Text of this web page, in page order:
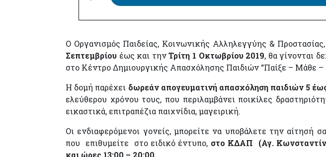
Ο Οργανισμός Παιδείας, Κοινωνικής Αλληλεγγύης &
Σεπτεμβρίου έως και τηνΤρίτη 1 Οκτωβρίου 2019, θα γίνονται
στο Κέντρο Δημιουργικής Απασχόλησης Παιδιών “Παίξε – Μάθε –
Η δομή παρέχει δωρεάν απογευματινή απασχόληση παιδιών 5
ελεύθερου χρόνου τους, που περιλαμβάνει ποικίλες
εικαστικά, επιτραπέζια παιχνίδια, μαγειρική.
Οι ενδιαφερόμενοι γονείς, μπορείτε να υποβάλετε την αίτησή
που επιθυμείτε στο ειδικό έντυπο, στο ΚΔΑΠ (Αγ.
και ώρες 13:00 – 20:00.